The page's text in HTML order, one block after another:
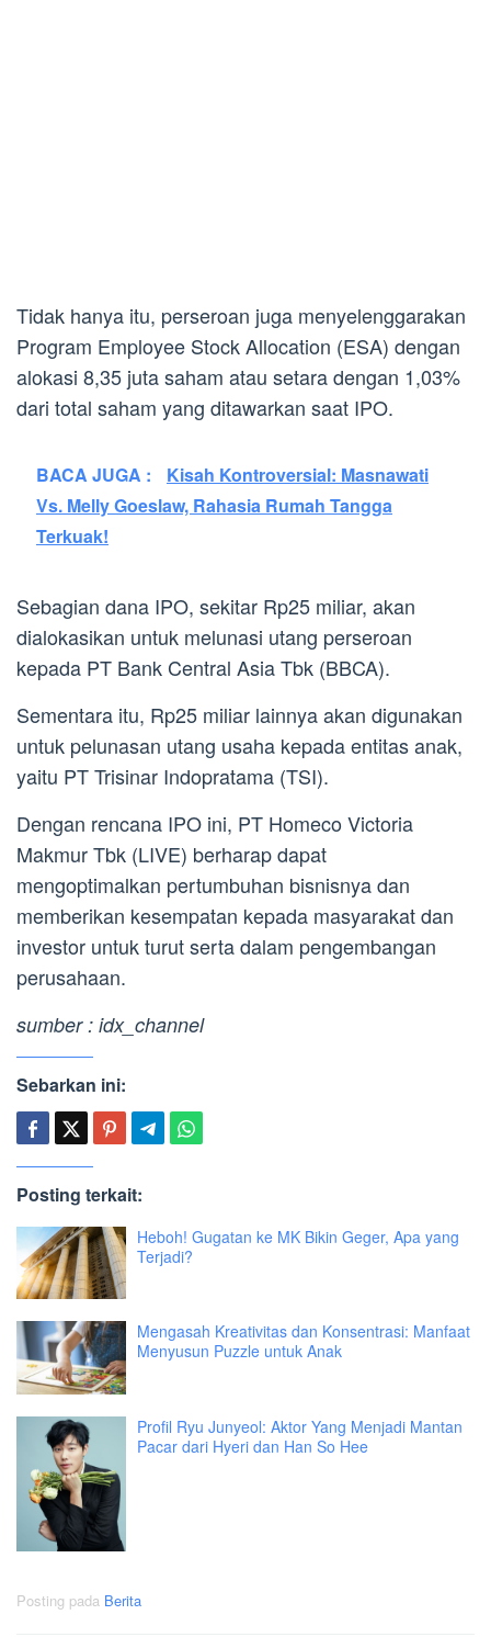
Tidak hanya itu, perseroan juga menyelenggarakan
Program Employee Stock Allocation (ESA) dengan
alokasi 8,35 juta saham atau setara dengan 1,03%
dari total saham yang ditawarkan saat IPO.
BACA JUGA :
Kisah Kontroversial: Masnawati
Vs. Melly Goeslaw, Rahasia Rumah Tangga
Terkuak!
Sebagian dana IPO, sekitar Rp25 miliar, akan
dialokasikan untuk melunasi utang perseroan
kepada PT Bank Central Asia Tbk (BBCA).
Sementara itu, Rp25 miliar lainnya akan digunakan
untuk pelunasan utang usaha kepada entitas anak,
yaitu PT Trisinar Indopratama (TSI).
Dengan rencana IPO ini, PT Homeco Victoria
Makmur Tbk (LIVE) berharap dapat
mengoptimalkan pertumbuhan bisnisnya dan
memberikan kesempatan kepada masyarakat dan
investor untuk turut serta dalam pengembangan
perusahaan.
sumber : idx_channel
Sebarkan ini:
Posting terkait:
Heboh! Gugatan ke MK Bikin Geger, Apa yang
Terjadi?
Mengasah Kreativitas dan Konsentrasi: Manfaat
Menyusun Puzzle untuk Anak
Profil Ryu Junyeol: Aktor Yang Menjadi Mantan
Pacar dari Hyeri dan Han So Hee
Posting pada Berita